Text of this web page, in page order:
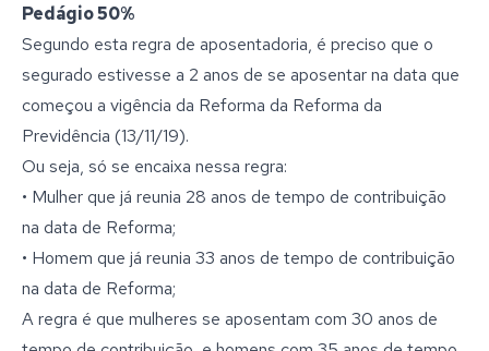
Pedágio 50%
Segundo esta regra de aposentadoria, é preciso que o
segurado estivesse a 2 anos de se aposentar na data que
começou a vigência da Reforma da Reforma da
Previdência (13/11/19).
Ou seja, só se encaixa nessa regra:
• Mulher que já reunia 28 anos de tempo de contribuição
na data de Reforma;
• Homem que já reunia 33 anos de tempo de contribuição
na data de Reforma;
A regra é que mulheres se aposentam com 30 anos de